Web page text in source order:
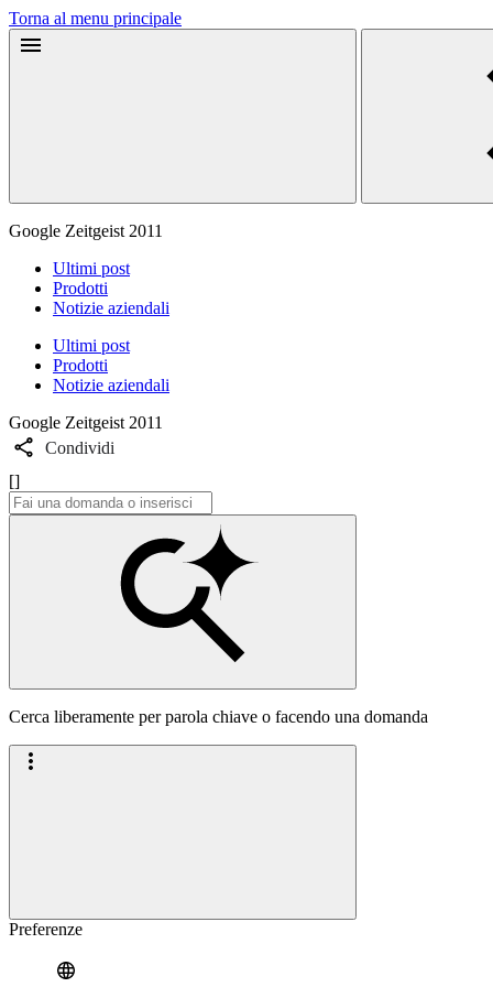
Torna al menu principale
Google Zeitgeist 2011
Ultimi post
Prodotti
Notizie aziendali
Ultimi post
Prodotti
Notizie aziendali
Google Zeitgeist 2011
Condividi
[]
Cerca liberamente per parola chiave o facendo una domanda
Preferenze